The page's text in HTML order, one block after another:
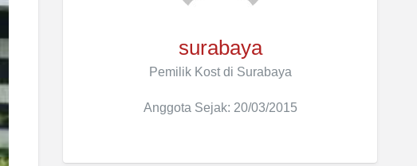
surabaya
Pemilik Kost di Surabaya
Anggota Sejak: 20/03/2015